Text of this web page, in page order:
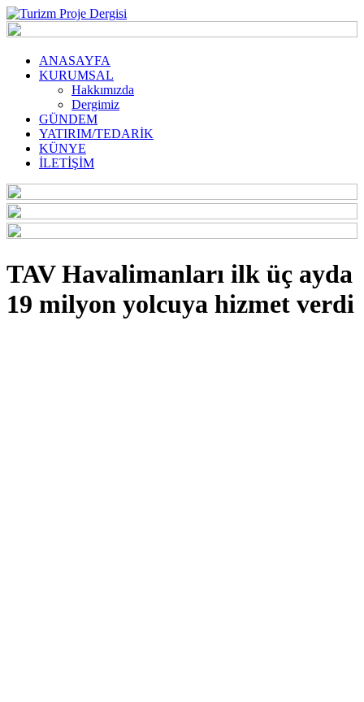
ANASAYFA
KURUMSAL
Hakkımızda
Dergimiz
GÜNDEM
YATIRIM/TEDARİK
KÜNYE
İLETİŞİM
TAV Havalimanları ilk üç ayda
19 milyon yolcuya hizmet verdi